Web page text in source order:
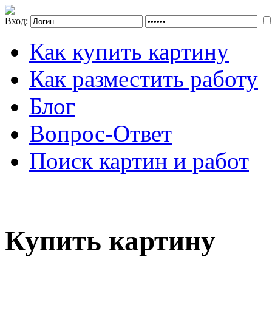
Вход:
Как купить картину
Как разместить работу
Блог
Вопрос-Ответ
Поиск картин и работ
Купить картину